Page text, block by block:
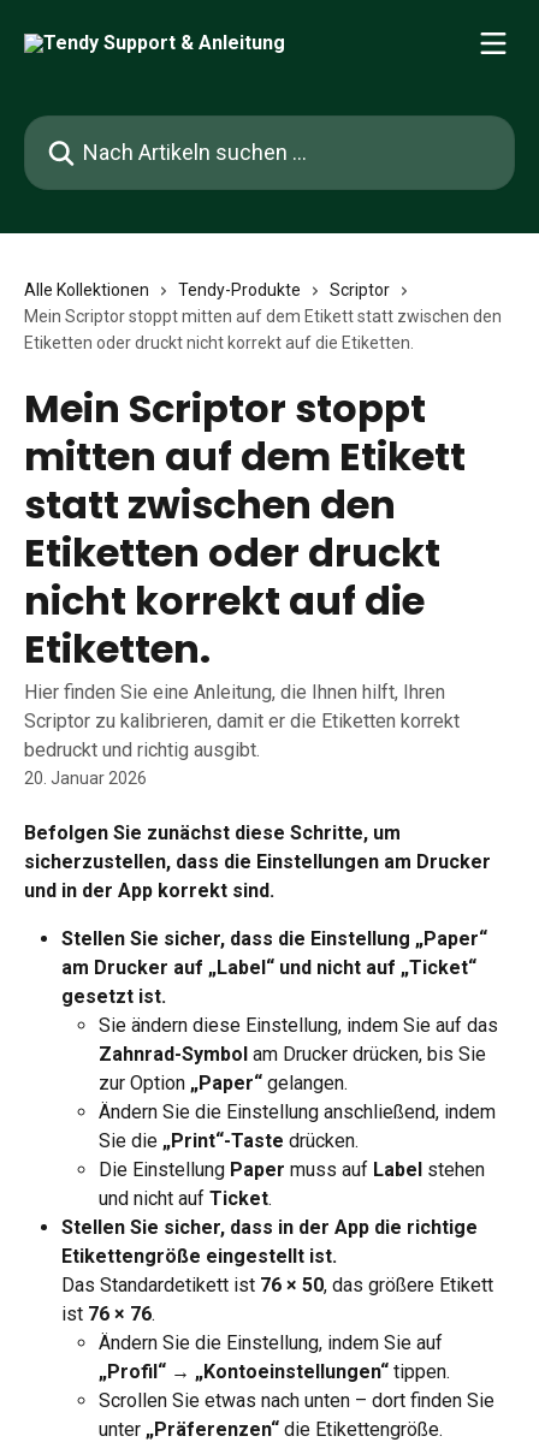
Nach Artikeln suchen …
Alle Kollektionen Tendy-Produkte
Scriptor
Mein Scriptor stoppt mitten auf dem Etikett statt zwischen den
Etiketten oder druckt nicht korrekt auf die Etiketten.
Mein Scriptor stoppt
mitten auf dem Etikett
statt zwischen den
Etiketten oder druckt
nicht korrekt auf die
Etiketten.
Hier finden Sie eine Anleitung, die Ihnen hilft, Ihren
Scriptor zu kalibrieren, damit er die Etiketten korrekt
bedruckt und richtig ausgibt.
20. Januar 2026
Befolgen Sie zunächst diese Schritte, um
sicherzustellen, dass die Einstellungen am Drucker
und in der App korrekt sind.
Stellen Sie sicher, dass die Einstellung „Paper“
am Drucker auf „Label“ und nicht auf „Ticket“
gesetzt ist.
Sie ändern diese Einstellung, indem Sie auf das
Zahnrad-Symbol am Drucker drücken, bis Sie
zur Option „Paper“ gelangen.
Ändern Sie die Einstellung anschließend, indem
Sie die „Print“-Taste drücken.
Die Einstellung Paper muss auf Label stehen
und nicht auf Ticket.
Stellen Sie sicher, dass in der App die richtige
Etikettengröße eingestellt ist.
Das Standardetikett ist 76 × 50, das größere Etikett
ist 76 × 76.
Ändern Sie die Einstellung, indem Sie auf
„Profil“ → „Kontoeinstellungen“ tippen.
Scrollen Sie etwas nach unten – dort finden Sie
unter „Präferenzen“ die Etikettengröße.